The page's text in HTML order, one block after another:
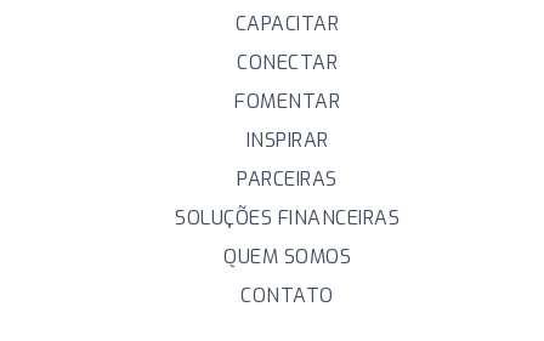
CAPACITAR
CONECTAR
FOMENTAR
INSPIRAR
PARCEIRAS
SOLUÇÕES FINANCEIRAS
QUEM SOMOS
CONTATO